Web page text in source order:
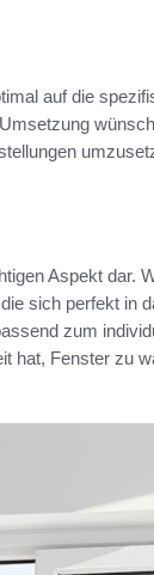
auf die
Aspekt dar.
sich perfekt in
zum
hat, Fenster zu